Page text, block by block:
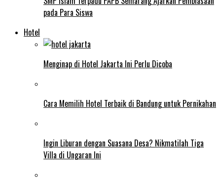
pada Para Siswa
Hotel
Menginap di Hotel Jakarta Ini Perlu Dicoba
Cara Memilih Hotel Terbaik di Bandung untuk Pernikahan
Ingin Liburan dengan Suasana Desa? Nikmatilah Tiga
Villa di Ungaran Ini